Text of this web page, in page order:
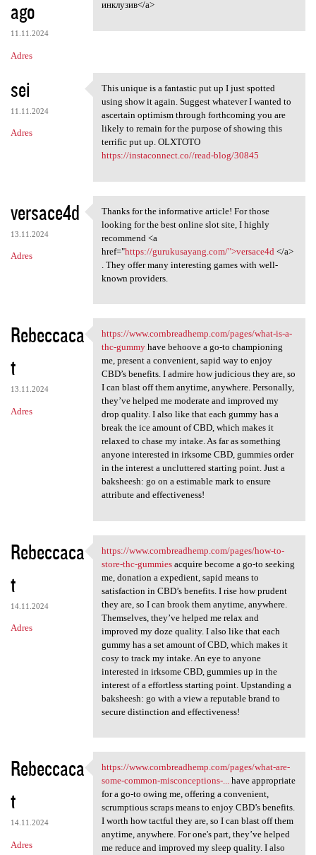
ago
11.11.2024
Adres
инклузив</a>
sei
11.11.2024
Adres
This unique is a fantastic
This unique is a fantastic put up I just spotted
using show it again. Suggest whatever I wanted to
ascertain optimism through forthcoming you are
likely to remain for the purpose of showing this
terrific put up. OLXTOTO
https://instaconnect.co//read-blog/30845
versace4d
13.11.2024
Adres
Thanks for the informative
Thanks for the informative article! For those
looking for the best online slot site, I highly
recommend <a
href="https://gurukusayang.com/">versace4d </a>
. They offer many interesting games with well-
known providers.
Rebeccaca
t
13.11.2024
Adres
https://www.cornbreadhemp.com
https://www.cornbreadhemp.com/pages/what-is-a-
thc-gummyhave behoove a go-to championing
me, present a convenient, sapid way to enjoy
CBD’s benefits. I admire how judicious they are, so
I can blast off them anytime, anywhere. Personally,
they’ve helped me moderate and improved my
drop quality. I also like that each gummy has a
break the ice amount of CBD, which makes it
relaxed to chase my intake. As far as something
anyone interested in irksome CBD, gummies order
in the interest a uncluttered starting point. Just a
baksheesh: go on a estimable mark to ensure
attribute and effectiveness!
Rebeccaca
t
14.11.2024
Adres
https://www.cornbreadhemp.com
https://www.cornbreadhemp.com/pages/how-to-
store-thc-gummiesacquire become a go-to seeking
me, donation a expedient, sapid means to
satisfaction in CBD’s benefits. I rise how prudent
they are, so I can brook them anytime, anywhere.
Themselves, they’ve helped me relax and
improved my doze quality. I also like that each
gummy has a set amount of CBD, which makes it
cosy to track my intake. An eye to anyone
interested in irksome CBD, gummies up in the
interest of a effortless starting point. Upstanding a
baksheesh: go with a view a reputable brand to
secure distinction and effectiveness!
Rebeccaca
t
14.11.2024
Adres
https://www.cornbreadhemp.com
https://www.cornbreadhemp.com/pages/what-are-
some-common-misconceptions-...have appropriate
for a go-to owing me, offering a convenient,
scrumptious scraps means to enjoy CBD’s benefits.
I worth how tactful they are, so I can blast off them
anytime, anywhere. For one's part, they’ve helped
me reduce and improved my sleep quality. I also